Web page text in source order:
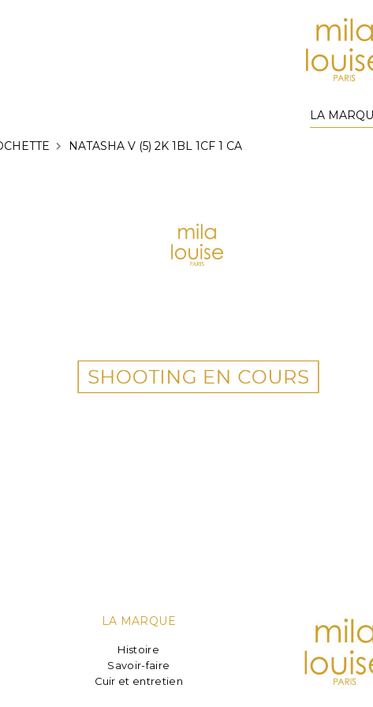
LA
NATASHA V (5) 2K 1BL 1CF 1 CA
LA MARQUE
Histoire
Savoir-faire
Cuir et entretien